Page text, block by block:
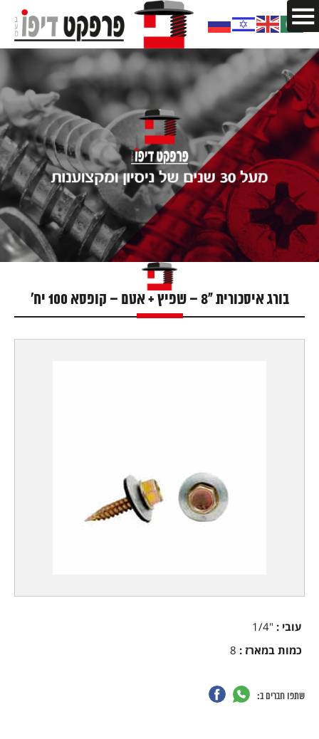
בורג איסכורית "8 – שפיץ + אטם – קופסא 100 יח'
עובי :
"1/4
כמות במארז :
שתפו חברים ב: